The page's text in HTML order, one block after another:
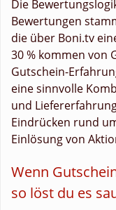
Die
Bewertungen
die über Boni.tv
30 % kommen von
Gutschein-
eine sinnvolle
und
Eindrücken rund
Einlösung von
Wenn
so löst du es